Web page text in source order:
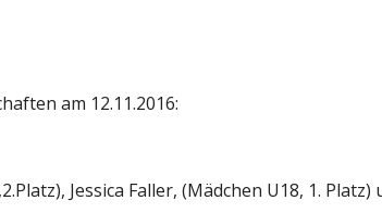
am 12.11.2016:
Jessica Faller, (Mädchen U18, 1. Platz)